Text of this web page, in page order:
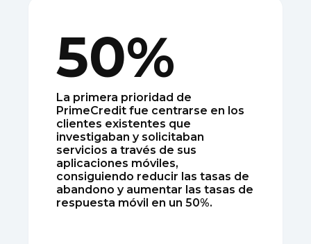
50%
La primera prioridad de
PrimeCredit fue centrarse en los
clientes existentes que
investigaban y solicitaban
servicios a través de sus
aplicaciones móviles,
consiguiendo reducir las tasas de
abandono y aumentar las tasas de
respuesta móvil en un 50%.